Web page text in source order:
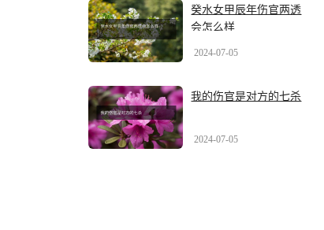
癸水女甲辰年伤官两透
会怎么样
2024-07-05
我的伤官是对方的七杀
2024-07-05